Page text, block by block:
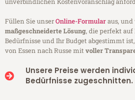
Füllen Sie unserOnline-Formularaus,
maßgeschneiderte Lösung, die perfekt
Bedürfnisse und Ihr Budget abgestimmt
von Essen nach Russe mitvoller
Unsere Preise werden
Bedürfnisse zugeschnitten.